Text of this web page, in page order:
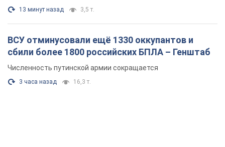
13 минут назад 3,5 т.
ВСУ отминусовали ещё 1330 оккупантов и
сбили более 1800 российских БПЛА – Генштаб
Численность путинской армии сокращается
3 часа назад 16,3 т.